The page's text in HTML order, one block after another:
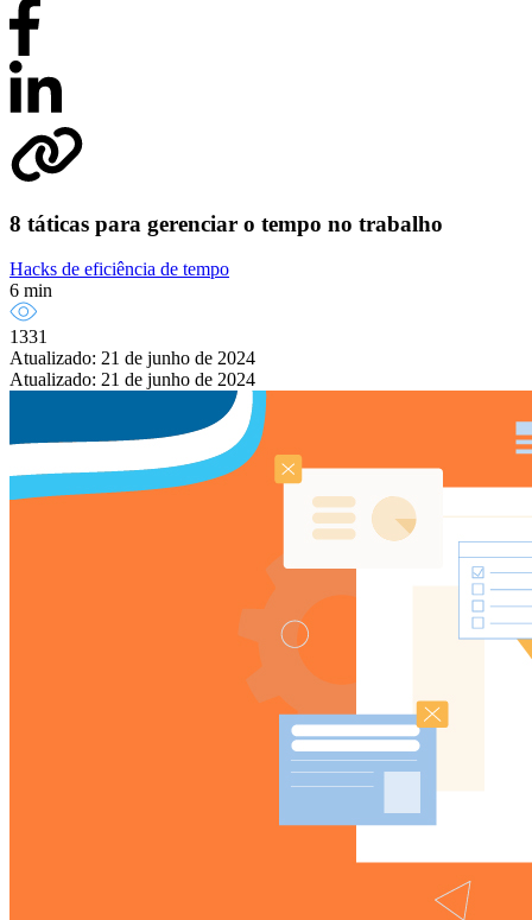
8 táticas para gerenciar o tempo no trabalho
Hacks de eficiência de tempo
6 min
1331
Atualizado: 21 de junho de 2024
Atualizado: 21 de junho de 2024